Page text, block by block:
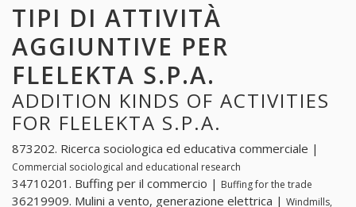
TIPI DI ATTIVITÀ
AGGIUNTIVE PER
FLELEKTA S.P.A.
ADDITION KINDS OF ACTIVITIES
FOR FLELEKTA S.P.A.
873202. Ricerca sociologica ed educativa commerciale |
Commercial sociological and educational research
34710201. Buffing per il commercio | Buffing for the trade
36219909. Mulini a vento, generazione elettrica | Windmills,